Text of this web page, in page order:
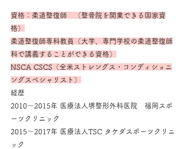
資格：柔道整復師　（整骨院を開業できる国家資
格）
柔道整復師専科教員（大学、専門学校の柔道整復師
科で講義することができる資格）
NSCA CSCS（全米ストレングス・コンディショニ
ングスペシャリスト）
経歴
2010～2015年 医療法人堺整形外科医院　福岡スポ
ーツクリニック
2015～2017年 医療法人TSC タケダスポーツクリニ
ック